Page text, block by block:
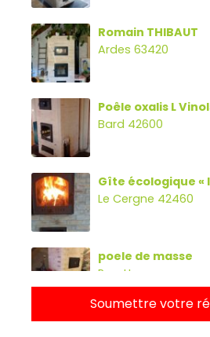
Romain THIBAUT
Ardes 63420
Poêle oxalis L
Bard 42600
Gîte écologique «
Le Cergne 42460
poele de masse
Parette
Soumettre votre